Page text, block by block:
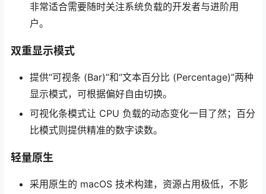
非常适合需要随时关注系统负载的开发者与进阶用
户。
双重显示模式
提供“可视条 (Bar)”和“文本百分比 (Percentage)”两种
显示模式，可根据偏好自由切换。
可视化条模式让 CPU 负载的动态变化一目了然；百分
比模式则提供精准的数字读数。
轻量原生
采用原生的 macOS 技术构建，资源占用极低，不影